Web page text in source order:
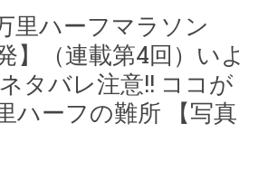
里ハーフマラソン
】（連載第4回）いよ
タバレ注意!! ココが
ハーフの難所 【写真